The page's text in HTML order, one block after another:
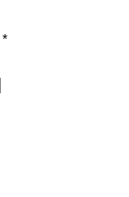
*Obligatorio